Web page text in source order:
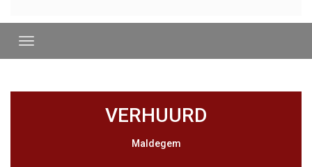
VERHUURD
Maldegem